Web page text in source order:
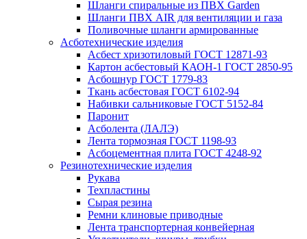
Шланги спиральные из ПВХ Garden
Шланги ПВХ AIR для вентиляции и газа
Поливочные шланги армированные
Асботехнические изделия
Асбест хризотиловый ГОСТ 12871-93
Картон aсбестовый КАОН-1 ГОСТ 2850-95
Асбошнур ГОСТ 1779-83
Ткань асбестовая ГОСТ 6102-94
Набивки сальниковые ГОСТ 5152-84
Паронит
Асболента (ЛАЛЭ)
Лента тормозная ГОСТ 1198-93
Асбоцементная плита ГОСТ 4248-92
Резинотехнические изделия
Рукава
Техпластины
Сырая резина
Ремни клиновые приводные
Лента транспортерная конвейерная